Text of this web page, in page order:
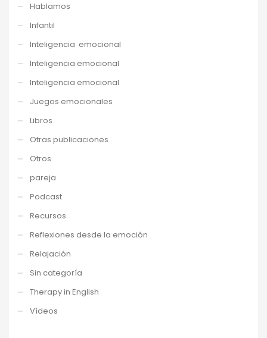
Hablamos
Infantil
Inteligencia emocional
Inteligencia emocional
Inteligencia emocional
Juegos emocionales
Libros
Otras publicaciones
Otros
pareja
Podcast
Recursos
Reflexiones desde la emoción
Relajación
Sin categoría
Therapy in English
Vídeos